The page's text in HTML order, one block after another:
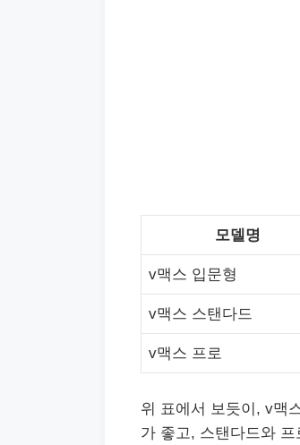
모델명
v맥스 입문형
v맥스 스탠다드
v맥스 프로
위 표에서 보듯이, v맥
가 좋고, 스탠다드와